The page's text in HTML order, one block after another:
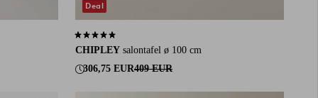
CHIPLEY salontafel ø 100 cm
306,75 EUR409 EUR
5,0 op basis van 1 beoordelingen
Deal